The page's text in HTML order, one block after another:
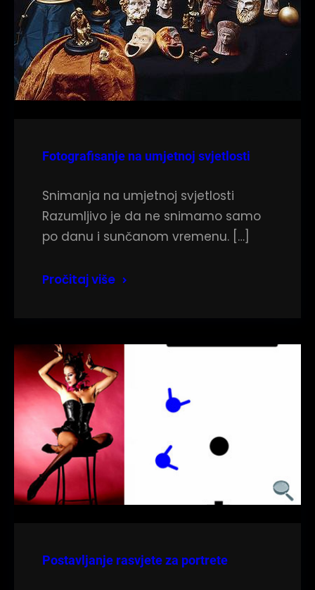
Fotografisanje na umjetnoj svjetlosti
Snimanja na umjetnoj svjetlosti
Razumljivo je da ne snimamo samo
po danu i sunčanom vremenu. […]
Pročitaj više
Postavljanje rasvjete za portrete